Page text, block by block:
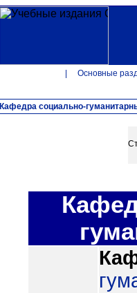
Основные
Кафедра социально-